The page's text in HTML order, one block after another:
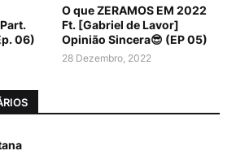
06)
O que ZERAMOS EM 2022
Ft. [Gabriel de Lavor]
Opinião Sincera😎 (EP 05)
28 Dezembro, 2022